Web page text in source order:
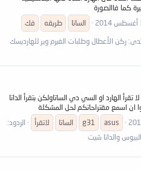
كما فاالصورة
الساتا طريقه
فك
ركن الأعطال وطلبات الفيرم وير للهارديسك
عطل غريب فى بورده اسوس g31 لا تقرأ الهارد او السي دي الساتاولكن بتقرأ الداتا
اسمع مقتراحاتكم لحل المشكلة
asus
g31 الساتا لاتقرأ
الردود:
والداتا شيت